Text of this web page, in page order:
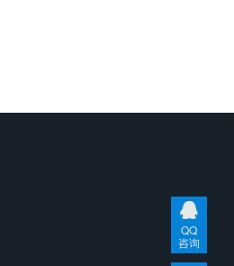
QQ
咨询